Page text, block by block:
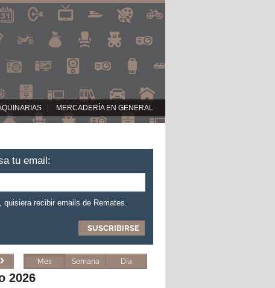
MERCADERÍA EN GENERAL
tu email:
quisiera recibir emails de Remates.
Mes Semana Día
2026